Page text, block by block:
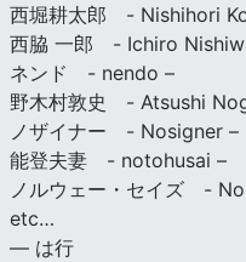
西堀耕太郎 - Nishihori
西脇 一郎 - Ichiro
ネンド - nendo –
野木村敦史 - Atsushi
ノザイナー - Nosigner –
能登夫妻 - notohusai –
ノルウェー・セイズ -
etc…
— は行